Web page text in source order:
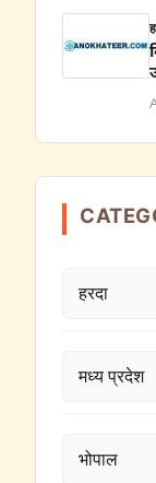
हरदा
मध्य प्रदेश
भोपाल